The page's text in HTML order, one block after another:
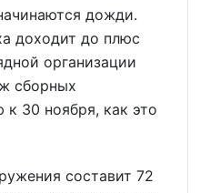
дожди.
доходит до плюс
организации
сборных
30 ноября, как это
составит 72